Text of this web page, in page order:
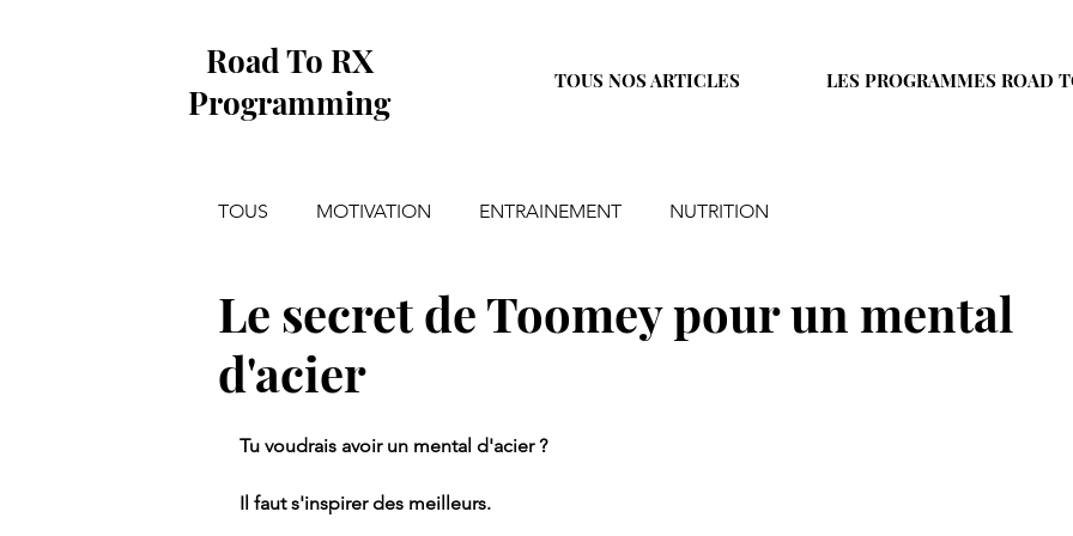
Road To RX
Programming
TOUS NOS ARTICLES LES PROGRAMMES ROAD
TOUS MOTIVATION ENTRAINEMENT NUTRITION
Le secret de Toomey pour un mental
d'acier
Tu voudrais avoir un mental d'acier ?
Il faut s'inspirer des meilleurs.